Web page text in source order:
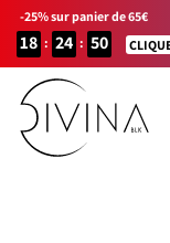
-25% sur panier de 65€
18 : 24 : 50